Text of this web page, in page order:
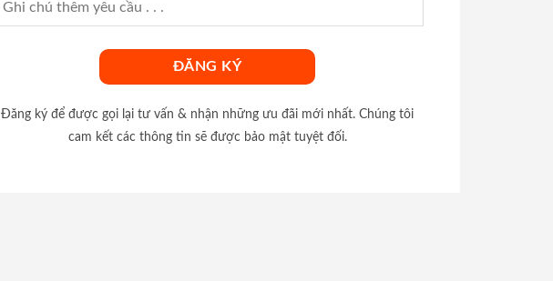
Đăng ký để được gọi lại tư vấn & nhận những ưu đãi mới nhất. Chúng tôi
cam kết các thông tin sẽ được bảo mật tuyệt đối.